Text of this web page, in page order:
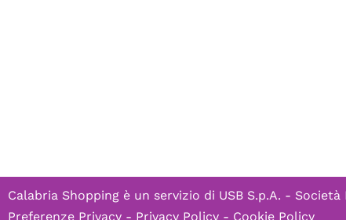
Calabria Shopping è un servizio di USB S.p.A. -
Preferenze Privacy - Privacy Policy - Cookie Policy